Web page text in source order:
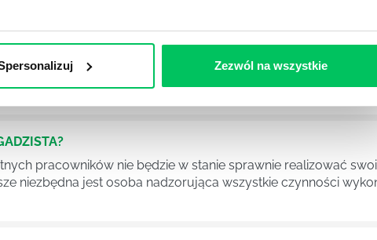
Zezwól na wszystkie
PROJEKTOWEGO?
pojęcie związane z realizacją projektów biznesowych. Z
pracowników nie będzie w stanie sprawnie realizować
niezbędna jest osoba nadzorująca wszystkie czynności